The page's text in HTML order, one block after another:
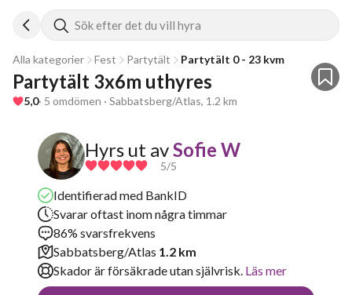
Sök efter det du vill hyra
Alla kategorier Fest Partytält Partytält 0 - 23 kvm
Partytält 3x6m uthyres
5,0· 5 omdömen · Sabbatsberg/Atlas, 1.2 km
Hyrs ut avSofie W
5/5
Identifierad med BankID
Svarar oftast inom några timmar
86% svarsfrekvens
Sabbatsberg/Atlas 1.2 km
Skador är försäkrade utan självrisk. Läs mer